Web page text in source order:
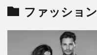
ファッション